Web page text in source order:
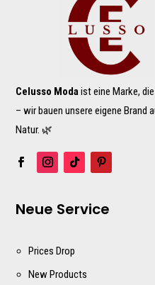
Celusso Modaist eine Marke,
– wir bauen unsere eigene Brand
Natur. 🌿
Neue Service
Prices Drop
New Products